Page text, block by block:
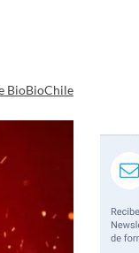
BioBioChile